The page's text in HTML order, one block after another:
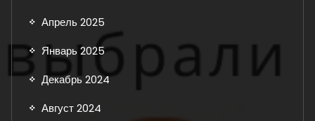
Апрель 2025
Январь 2025
Декабрь 2024
Август 2024